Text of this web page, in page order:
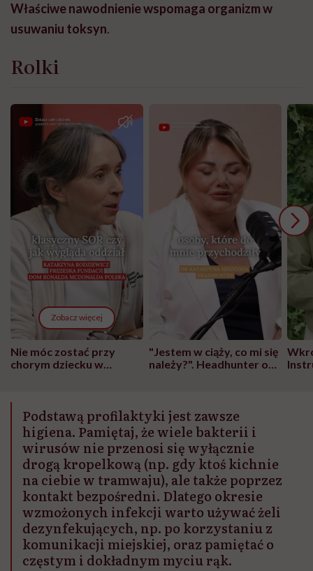
Właściwe nawodnienie wspomaga organizm w
usuwaniu toksyn.
Rolki
Zobacz więcej
Nie móc zostać przy
chorym dziecku w
może chyba tylko
głupota i brak
wyobraźni"
"Jestem w ciąży, co mi się
należy?". Headhunter o
Podstawą profilaktyki jest zawsze
higiena. Pamiętaj, że wiele bakterii i
wirusów nie przenosi się wyłącznie
drogą kropelkową (np. gdy ktoś kichnie
na ciebie w tramwaju), ale także poprzez
kontakt bezpośredni. Dlatego okresie
wzmożonych infekcji warto używać żeli
dezynfekujących, np. po korzystaniu z
komunikacji miejskiej, oraz pamiętać o
częstym i dokładnym myciu rąk.